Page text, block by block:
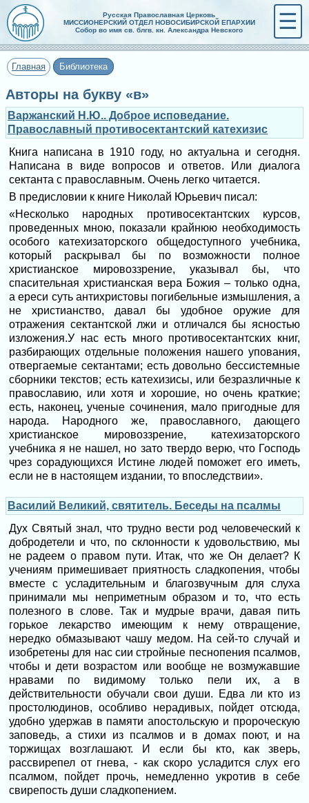
Русская Православная Церковь
МИССИОНЕРСКИЙ ОТДЕЛ НОВОСИБИРСКОЙ ЕПАРХИИ
Собор во имя св. блгв. кн. Александра Невского
☰
Главная Библиотека
Авторы на букву «в»
Варжанский Н.Ю.. Доброе исповедание.
Православный противосектантский катехизис
Книга написана в 1910 году, но актуальна и сегодня.
Написана в виде вопросов и ответов. Или диалога
сектанта с православным. Очень легко читается.
В предисловии к книге Николай Юрьевич писал:
«Несколько народных противосектантских курсов,
проведенных мною, показали крайнюю необходимость
особого катехизаторского общедоступного учебника,
который раскрывал бы по возможности полное
христианское мировоззрение, указывал бы, что
спасительная христианская вера Божия – только одна,
а ереси суть антихристовы погибельные измышления, а
не христианство, давал бы удобное оружие для
отражения сектантской лжи и отличался бы ясностью
изложения.У нас есть много противосектантских книг,
разбирающих отдельные положения нашего упования,
отвергаемые сектантами; есть довольно бессистемные
сборники текстов; есть катехизисы, или безразличные к
православию, или хотя и хорошие, но очень краткие;
есть, наконец, ученые сочинения, мало пригодные для
народа. Народного же, православного, дающего
христианское мировоззрение, катехизаторского
учебника я не нашел, но зато твердо верю, что Господь
чрез сорадующихся Истине людей поможет его иметь,
если не в настоящем издании, то впоследствии».
Василий Великий, святитель. Беседы на псалмы
Дух Святый знал, что трудно вести род человеческий к
добродетели и что, по склонности к удовольствию, мы
не радеем о правом пути. Итак, что же Он делает? К
учениям примешивает приятность сладкопения, чтобы
вместе с усладительным и благозвучным для слуха
принимали мы неприметным образом и то, что есть
полезного в слове. Так и мудрые врачи, давая пить
горькое лекарство имеющим к нему отвращение,
нередко обмазывают чашу медом. На сей-то случай и
изобретены для нас сии стройные песнопения псалмов,
чтобы и дети возрастом или вообще не возмужавшие
нравами по видимому только пели их, а в
действительности обучали свои души. Едва ли кто из
простолюдинов, особливо нерадивых, пойдет отсюда,
удобно удержав в памяти апостольскую и пророческую
заповедь, а стихи из псалмов и в домах поют, и на
торжищах возглашают. И если бы кто, как зверь,
рассвирепел от гнева, - как скоро усладится слух его
псалмом, пойдет прочь, немедленно укротив в себе
свирепость души сладкопением.